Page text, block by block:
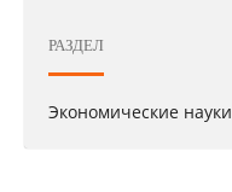
РАЗДЕЛ
Экономические науки